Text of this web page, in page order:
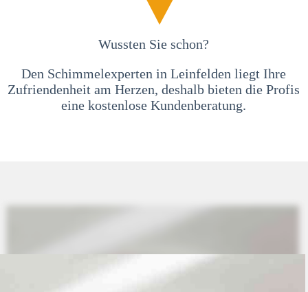
Wussten Sie schon?
Den Schimmelexperten in Leinfelden liegt Ihre
Zufriendenheit am Herzen, deshalb bieten die Profis
eine kostenlose Kundenberatung.